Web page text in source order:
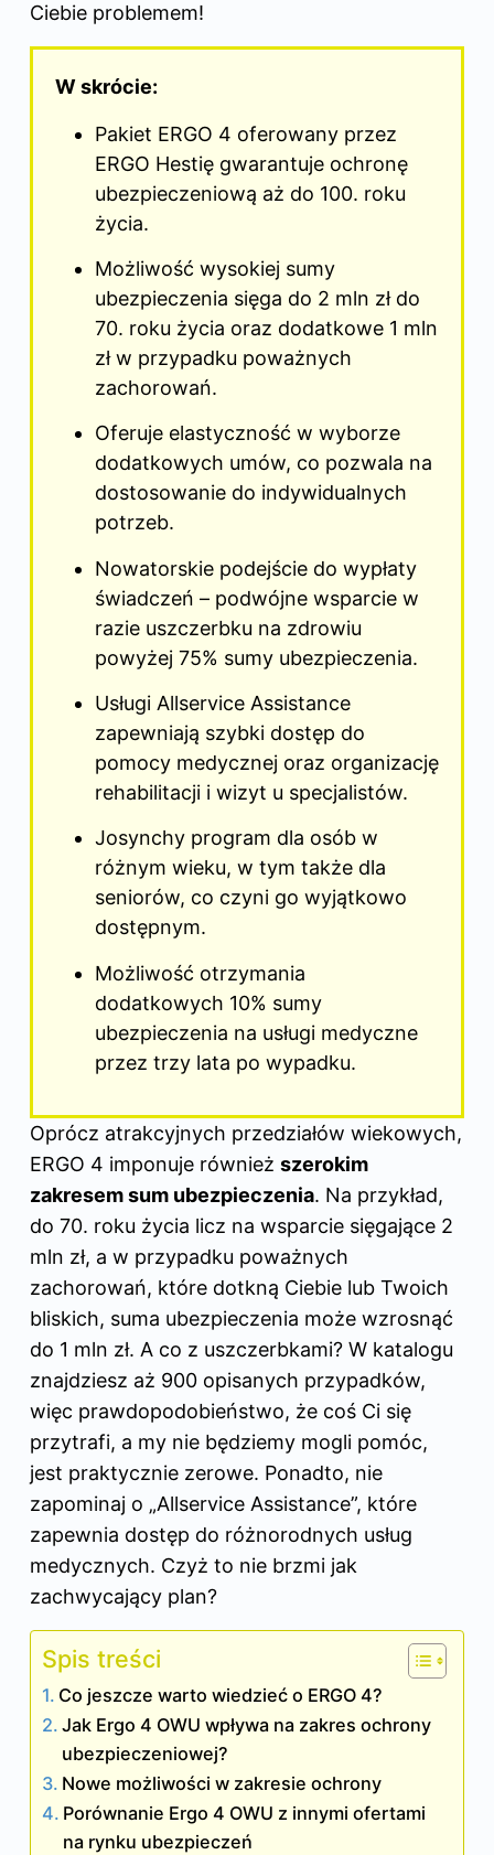
Ciebie problemem!
W skrócie:
Pakiet ERGO 4 oferowany przez
ERGO Hestię gwarantuje ochronę
ubezpieczeniową aż do 100. roku
życia.
Możliwość wysokiej sumy
ubezpieczenia sięga do 2 mln zł do
70. roku życia oraz dodatkowe 1 mln
zł w przypadku poważnych
zachorowań.
Oferuje elastyczność w wyborze
dodatkowych umów, co pozwala na
dostosowanie do indywidualnych
potrzeb.
Nowatorskie podejście do wypłaty
świadczeń – podwójne wsparcie w
razie uszczerbku na zdrowiu
powyżej 75% sumy ubezpieczenia.
Usługi Allservice Assistance
zapewniają szybki dostęp do
pomocy medycznej oraz organizację
rehabilitacji i wizyt u specjalistów.
Josynchy program dla osób w
różnym wieku, w tym także dla
seniorów, co czyni go wyjątkowo
dostępnym.
Możliwość otrzymania
dodatkowych 10% sumy
ubezpieczenia na usługi medyczne
przez trzy lata po wypadku.
Oprócz atrakcyjnych przedziałów wiekowych,
ERGO 4 imponuje również szerokim
zakresem sum ubezpieczenia. Na przykład,
do 70. roku życia licz na wsparcie sięgające 2
mln zł, a w przypadku poważnych
zachorowań, które dotkną Ciebie lub Twoich
bliskich, suma ubezpieczenia może wzrosnąć
do 1 mln zł. A co z uszczerbkami? W katalogu
znajdziesz aż 900 opisanych przypadków,
więc prawdopodobieństwo, że coś Ci się
przytrafi, a my nie będziemy mogli pomóc,
jest praktycznie zerowe. Ponadto, nie
zapominaj o „Allservice Assistance”, które
zapewnia dostęp do różnorodnych usług
medycznych. Czyż to nie brzmi jak
zachwycający plan?
Spis treści
Co jeszcze warto wiedzieć o ERGO 4?
Jak Ergo 4 OWU wpływa na zakres ochrony
ubezpieczeniowej?
Nowe możliwości w zakresie ochrony
Porównanie Ergo 4 OWU z innymi ofertami
na rynku ubezpieczeń